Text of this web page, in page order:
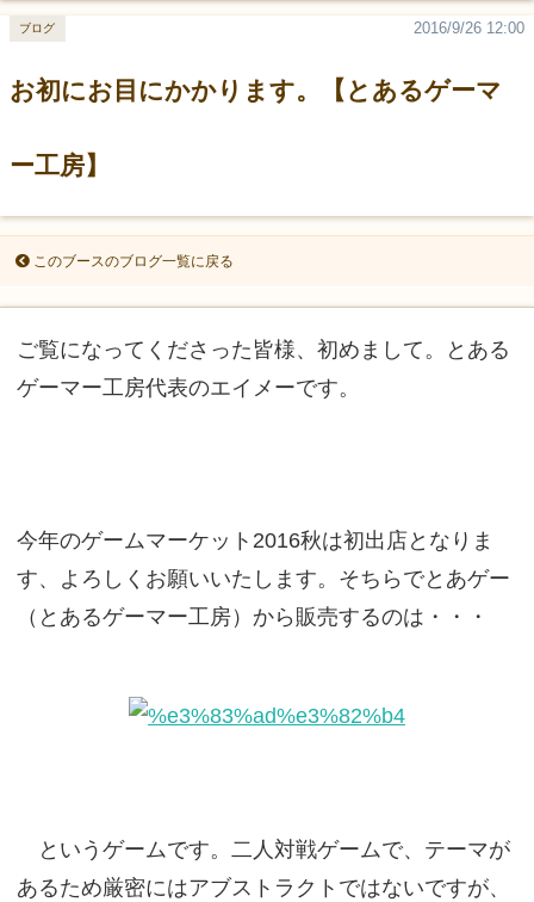
お初にお目にかかります。【とあるゲーマ
ー工房】
2016/9/26 12:00
ブログ
このブースのブログ一覧に戻る
ご覧になってくださった皆様、初めまして。とある
ゲーマー工房代表のエイメーです。
今年のゲームマーケット2016秋は初出店となりま
す、よろしくお願いいたします。そちらでとあゲー
（とあるゲーマー工房）から販売するのは・・・
というゲームです。二人対戦ゲームで、テーマが
あるため厳密にはアブストラクトではないですが、